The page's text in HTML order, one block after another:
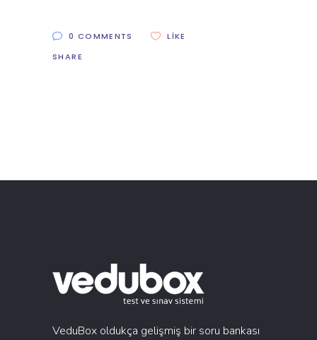
0 COMMENTS
LIKE
SHARE
VeduBox oldukça gelişmiş bir soru bankası